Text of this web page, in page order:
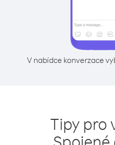
V nabídce konverzace
Tipy pro